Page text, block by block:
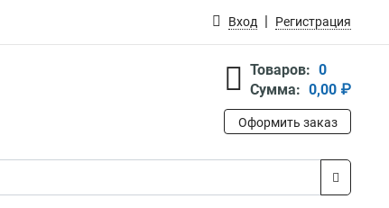
Вход Регистрация
Товаров: 0
Сумма: 0,00 ₽
Оформить заказ